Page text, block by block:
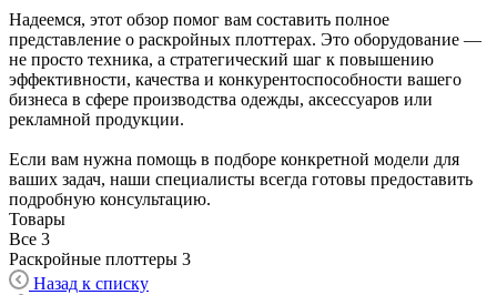
Надеемся, этот обзор помог вам составить полное
представление о раскройных плоттерах. Это оборудование —
не просто техника, а стратегический шаг к повышению
эффективности, качества и конкурентоспособности вашего
бизнеса в сфере производства одежды, аксессуаров или
рекламной продукции.
Если вам нужна помощь в подборе конкретной модели для
ваших задач, наши специалисты всегда готовы предоставить
подробную консультацию.
Товары
Все 3
Раскройные плоттеры 3
Назад к списку